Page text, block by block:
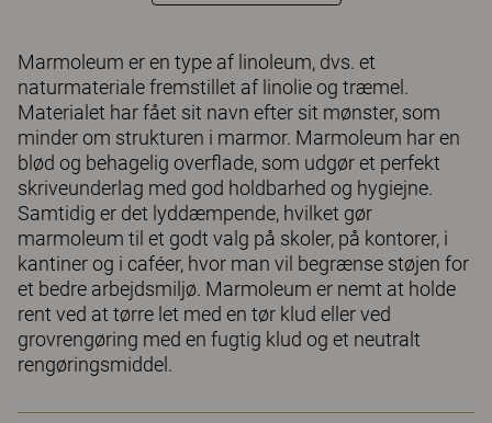
Marmoleum er en type af linoleum, dvs. et
naturmateriale fremstillet af linolie og træmel.
Materialet har fået sit navn efter sit mønster, som
minder om strukturen i marmor. Marmoleum har en
blød og behagelig overflade, som udgør et perfekt
skriveunderlag med god holdbarhed og hygiejne.
Samtidig er det lyddæmpende, hvilket gør
marmoleum til et godt valg på skoler, på kontorer, i
kantiner og i caféer, hvor man vil begrænse støjen for
et bedre arbejdsmiljø. Marmoleum er nemt at holde
rent ved at tørre let med en tør klud eller ved
grovrengøring med en fugtig klud og et neutralt
rengøringsmiddel.